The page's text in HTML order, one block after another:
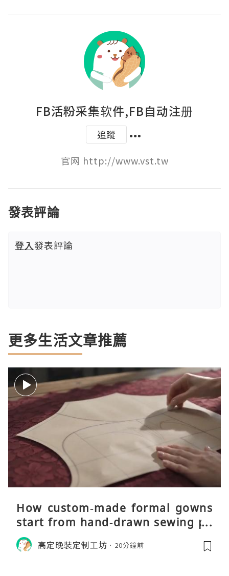
FB活粉采集软件,FB自动注册
追蹤
官网 http://www.vst.tw
發表評論
登入發表評論
更多生活文章推薦
How custom‑made formal gowns
start from hand‑drawn sewing pa
tterns
高定晚裝定制工坊 20分鐘前